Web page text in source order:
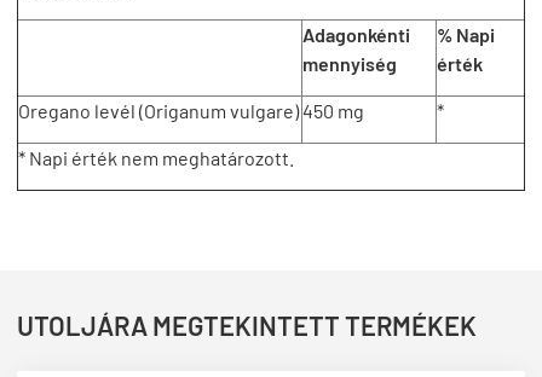
Adagonkénti
mennyiség
% Napi
érték
Oregano levél (Origanum vulgare)450 mg *
* Napi érték nem meghatározott.
UTOLJÁRA MEGTEKINTETT TERMÉKEK